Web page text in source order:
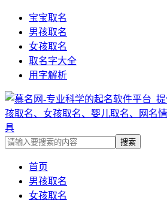
宝宝取名
男孩取名
女孩取名
取名字大全
用字解析
首页
男孩取名
女孩取名